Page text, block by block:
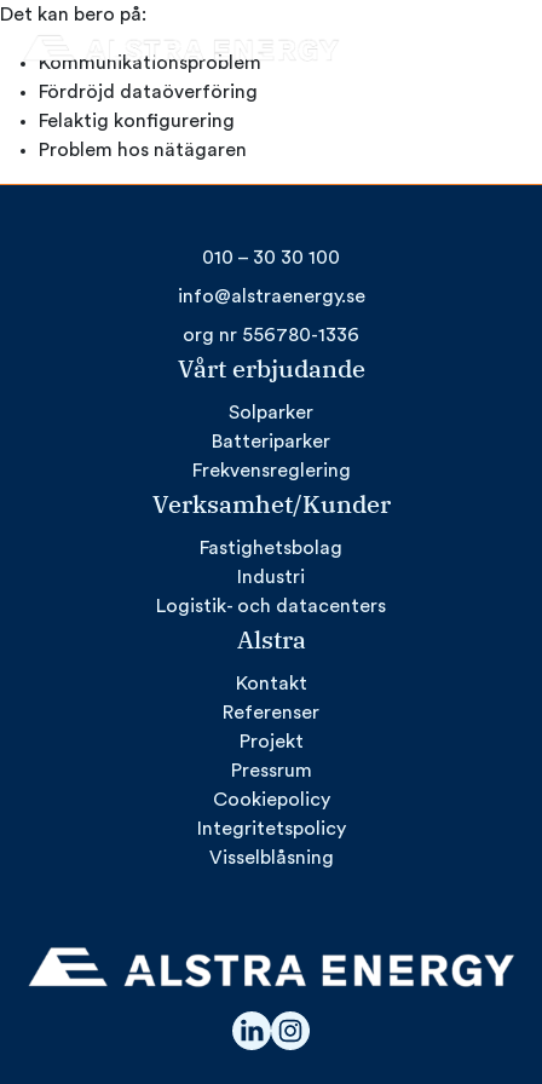
Hoppa
innehåll
Det kan bero på:
Kommunikationsproblem
Fördröjd dataöverföring
Felaktig konfigurering
Problem hos nätägaren
010 – 30 30 100
info@alstraenergy.se
org nr 556780-1336
Vårt erbjudande
Solparker
Batteriparker
Frekvensreglering
Verksamhet/Kunder
Fastighetsbolag
Industri
Logistik- och datacenters
Alstra
Kontakt
Referenser
Projekt
Pressrum
Cookiepolicy
Integritetspolicy
Visselblåsning